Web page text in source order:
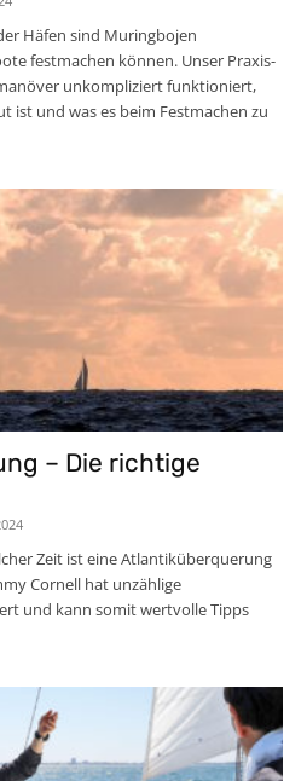
Häfen sind Muringbojen
festmachen können. Unser Praxis-
unkompliziert funktioniert,
ist und was es beim Festmachen zu
– Die richtige
Zeit ist eine Atlantiküberquerung
Cornell hat unzählige
und kann somit wertvolle Tipps